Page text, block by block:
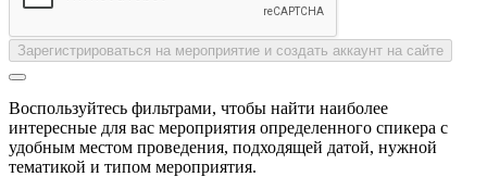
Зарегистрироваться на мероприятие и создать аккаунт на сайте
Воспользуйтесь фильтрами, чтобы найти наиболее
интересные для вас мероприятия определенного спикера с
удобным местом проведения, подходящей датой, нужной
тематикой и типом мероприятия.